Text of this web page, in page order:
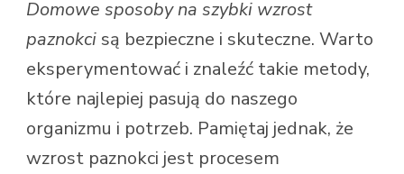
Domowe sposoby na szybki wzrost
paznokcisą bezpieczne i skuteczne. Warto
eksperymentować i znaleźć takie metody,
które najlepiej pasują do naszego
organizmu i potrzeb. Pamiętaj jednak, że
wzrost paznokci jest procesem